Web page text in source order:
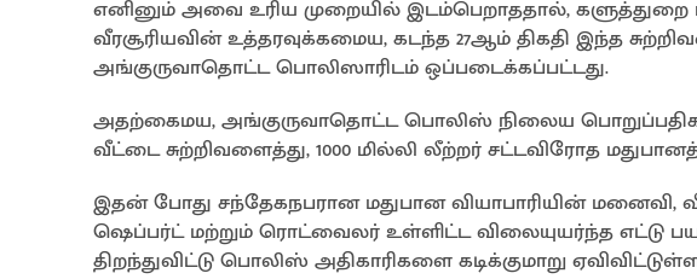
எனினும் அவை உரிய முறையில் இடம்பெறாததால், களுத்துறை
வீரசூரியவின் உத்தரவுக்கமைய, கடந்த 27ஆம் திகதி இந்த
அங்குருவாதொட்ட பொலிஸாரிடம் ஒப்படைக்கப்பட்டது.
அதற்கைமய, அங்குருவாதொட்ட பொலிஸ் நிலைய
வீட்டை சுற்றிவளைத்து, 1000 மில்லி லீற்றர் சட்டவிரோத
இதன் போது சந்தேகநபரான மதுபான வியாபாரியின் மனைவி,
ஷெப்பர்ட் மற்றும் ரொட்வைலர் உள்ளிட்ட விலையுயர்ந்த எட்டு
திறந்துவிட்டு பொலிஸ் அதிகாரிகளை கடிக்குமாறு